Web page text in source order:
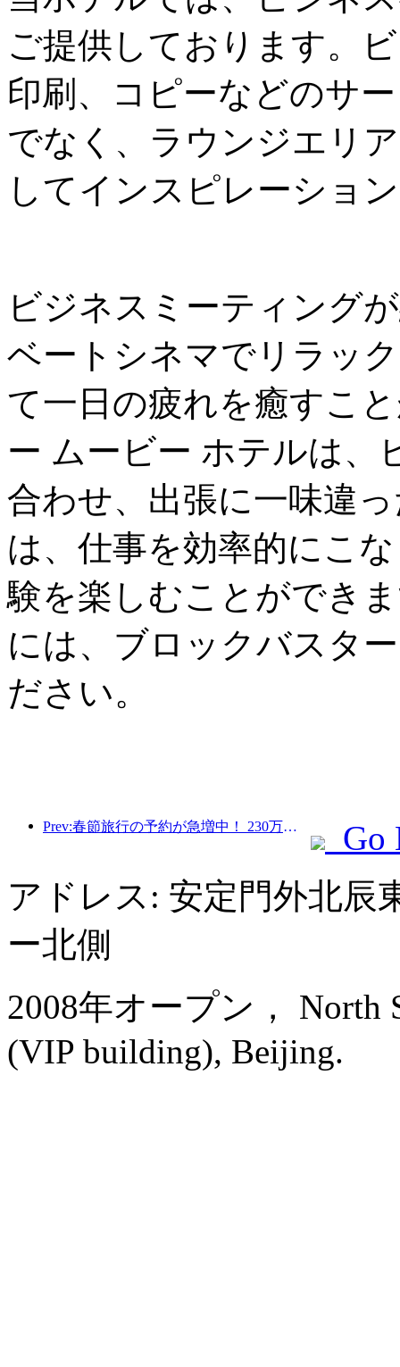
ご提供しております。
印刷、コピーなどのサ
でなく、ラウンジエリ
してインスピレーショ
ビジネスミーティング
ベートシネマでリラッ
て一日の疲れを癒すこ
ー ムービー ホテルは、
合わせ、出張に一味違
は、仕事を効率的にこ
験を楽しむことができ
には、ブロックバスタ
ださい。
Prev:春節旅行の予約が急増中！ 230万のホテル会社が好調なスタートを切る可能性
Go
アドレス: 安定門外北辰
ー北側
2008年オープン， North
(VIP building), Beijing.